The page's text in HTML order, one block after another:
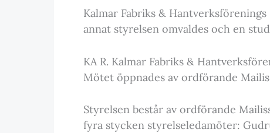
Kalmar Fabriks &
annat styrelsen omvaldes och en
KA R. Kalmar Fabriks &
Mötet öppnades av ordförande
Styrelsen består av ordförande
fyra stycken styrelseledamöter: